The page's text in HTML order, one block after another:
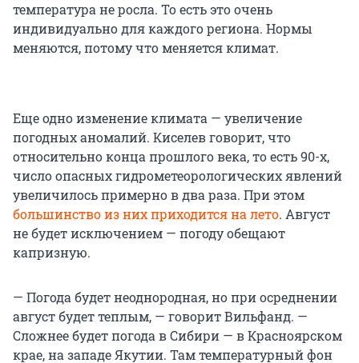
температура не росла. То есть это очень
индивидуально для каждого региона. Нормы
меняются, потому что меняется климат.
Еще одно изменение климата — увеличение
погодных аномалий. Киселев говорит, что
относительно конца прошлого века, то есть 90-х,
число опасных гидрометеорологических явлений
увеличилось примерно в два раза. При этом
большинство из них приходится на лето. Август
не будет исключением — погоду обещают
капризную.
— Погода будет неоднородная, но при осреднении
август будет теплым, — говорит Вильфанд. —
Сложнее будет погода в Сибири — в Красноярском
крае, на западе Якутии. Там температурный фон